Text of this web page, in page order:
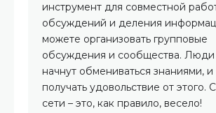
инструмент для совместной
обсуждений и деления
можете организовать групповые
обсуждения и сообщества. Люди
начнут обмениваться знаниями,
получать удовольствие от этого.
сети – это, как правило, весело!